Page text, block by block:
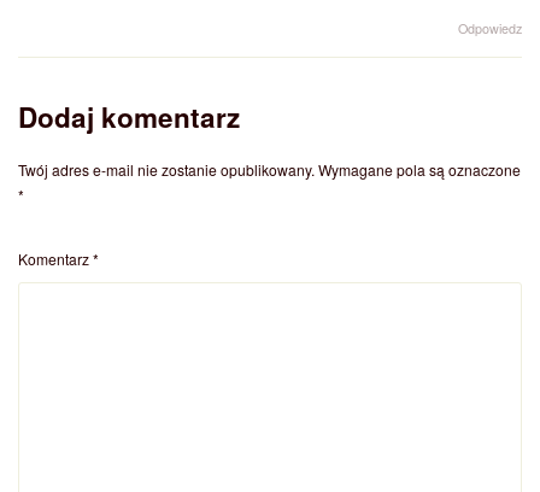
Odpowiedz
Dodaj komentarz
Twój adres e-mail nie zostanie opublikowany. Wymagane pola są oznaczone
*
Komentarz*